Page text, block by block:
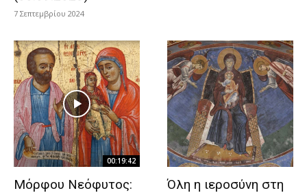
7 Σεπτεμβρίου 2024
00:19:42
Μόρφου Νεόφυτος:
Όλη η ιεροσύνη στη